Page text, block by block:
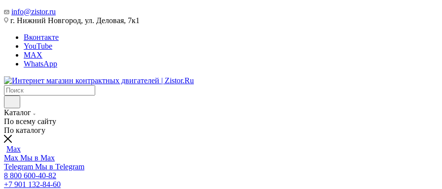
info@zistor.ru
г. Нижний Новгород, ул. Деловая, 7к1
Вконтакте
YouTube
MAX
WhatsApp
Каталог
По всему сайту
По каталогу
Max
Max Мы в Max
Telegram Мы в Telegram
8 800 600-40-82
+7 901 132-84-60